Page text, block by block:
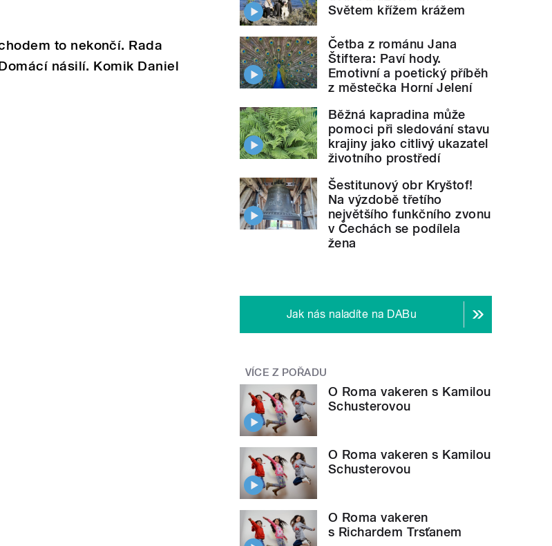
to nekončí. Rada
násilí. Komik Daniel
Světem křížem krážem
Četba z románu Jana
Štiftera: Paví hody.
Emotivní a poetický příběh
z městečka Horní Jelení
Běžná kapradina může
pomoci při sledování stavu
krajiny jako citlivý ukazatel
životního prostředí
Šestitunový obr Kryštof!
Na výzdobě třetího
největšího funkčního zvonu
v Čechách se podílela
žena
Jak nás naladíte na DABu
VÍCE Z POŘADU
O Roma vakeren s Kamilou
Schusterovou
O Roma vakeren s Kamilou
Schusterovou
O Roma vakeren
s Richardem Trsťanem